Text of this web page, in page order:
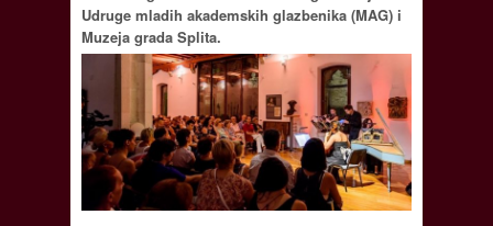
Udruge mladih akademskih glazbenika (MAG) i
Muzeja grada Splita.